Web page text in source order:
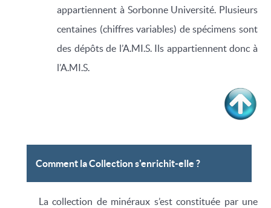
appartiennent à Sorbonne Université. Plusieurs
centaines (chiffres variables) de spécimens sont
des dépôts de l’A.MI.S. Ils appartiennent donc à
l’A.MI.S.
Comment la Collection s'enrichit-elle ?
La collection de minéraux s’est constituée par une